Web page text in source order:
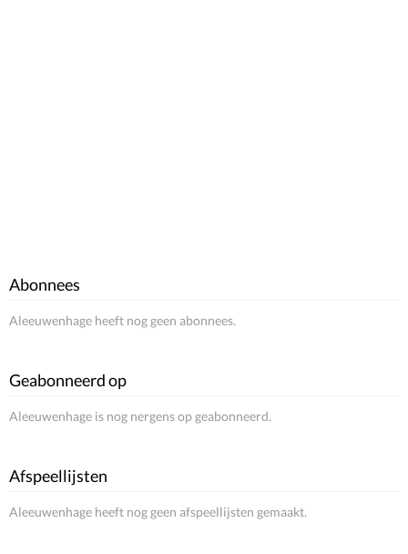
Abonnees
Aleeuwenhage heeft nog geen abonnees.
Geabonneerd op
Aleeuwenhage is nog nergens op geabonneerd.
Afspeellijsten
Aleeuwenhage heeft nog geen afspeellijsten gemaakt.